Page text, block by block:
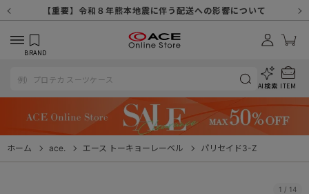
【重要】8/11（火・祝）休業及び配送スケジュールについて
【重要】令和８年熊本地震に伴う配送への影響について
【重要】納品書・領収書ペーパーレス化（電子化）のお知らせ
【重要】天候不良や交通状況・物量増等に伴う配送への影響について
【重要】悪質な詐欺サイトにご注意ください
【重要】各種メールが届かない場合に関しまして
【重要】お問い合わせのご対応に関しまして
【重要】SNSのなりすまし詐欺にご注意ください
BRAND
AI検索 ITEM
ホーム ace. エース トーキョーレーベル パリセイド3-Z
1 / 14